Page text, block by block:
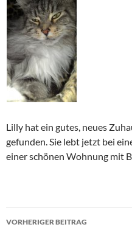
Lilly hat ein gutes, neues
gefunden. Sie lebt jetzt bei
einer schönen Wohnung mit
Beitragsnavigation
VORHERIGER BEITRAG